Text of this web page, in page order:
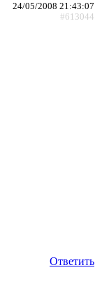
24/05/2008 21:43:07
#613044
Ответить